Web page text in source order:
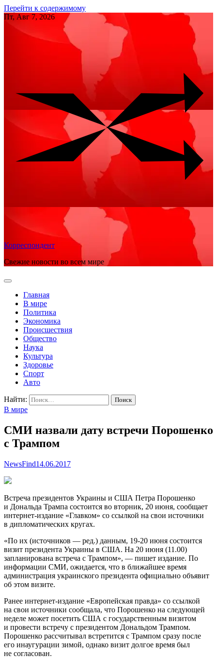
Перейти к содержимому
Пт, Авг 7, 2026
Корреспондент
Свежие новости во всем мире
Главная
В мире
Политика
Экономика
Происшествия
Общество
Наука
Культура
Здоровье
Спорт
Авто
Найти:
В мире
СМИ назвали дату встречи Порошенко
с Трампом
NewsFind14.06.2017
Встреча президентов Украины и США Петра Порошенко
и Дональда Трампа состоится во вторник, 20 июня, сообщает
интернет-издание «Главком» со ссылкой на свои источники
в дипломатических кругах.
«По их (источников — ред.) данным, 19-20 июня состоится
визит президента Украины в США. На 20 июня (11.00)
запланирована встреча с Трампом», — пишет издание. По
информации СМИ, ожидается, что в ближайшее время
администрация украинского президента официально объявит
об этом визите.
Ранее интернет-издание «Европейская правда» со ссылкой
на свои источники сообщала, что Порошенко на следующей
неделе может посетить США с государственным визитом
и провести встречу с президентом Дональдом Трампом.
Порошенко рассчитывал встретится с Трампом сразу после
его инаугурации зимой, однако визит долгое время был
не согласован.